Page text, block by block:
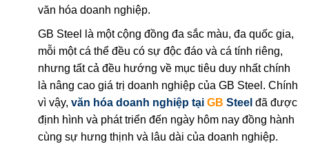
văn hóa doanh nghiệp.
GB Steel là một cộng đồng đa sắc màu, đa quốc gia,
mỗi một cá thể đều có sự độc đáo và cá tính riêng,
nhưng tất cả đều hướng về mục tiêu duy nhất chính
là nâng cao giá trị doanh nghiệp của GB Steel. Chính
vì vậy, văn hóa doanh nghiệp tại GB Steel đã được
định hình và phát triển đến ngày hôm nay đồng hành
cùng sự hưng thịnh và lâu dài của doanh nghiệp.